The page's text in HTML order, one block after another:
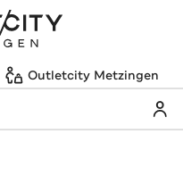
Outletcity Metzingen